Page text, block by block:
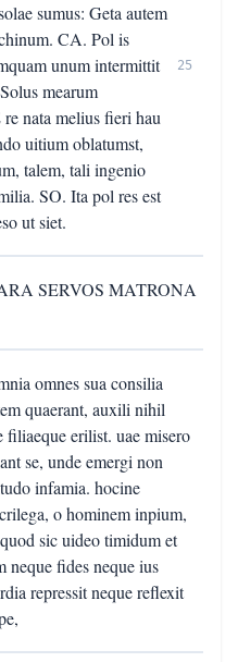
sumus: Geta autem
CA. Pol is
unum intermittit
mearum
nata melius fieri hau
uitium oblatumst,
talem, tali ingenio
SO. Ita pol res est
ut siet.
25
SERVOS MATRONA
omnes sua consilia
quaerant, auxili nihil
filiaeque erilist. uae misero
se, unde emergi non
infamia. hocine
o hominem inpium,
sic uideo timidum et
neque fides neque ius
repressit neque reflexit